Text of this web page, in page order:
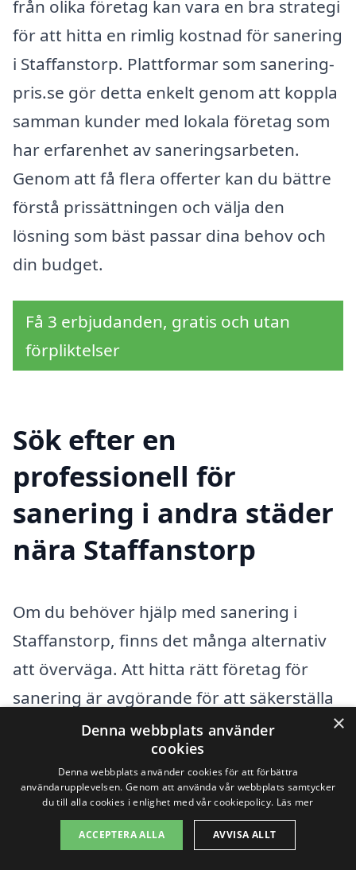
från olika företag kan vara en bra strategi
för att hitta en rimlig kostnad för sanering
i Staffanstorp. Plattformar som sanering-
pris.se gör detta enkelt genom att koppla
samman kunder med lokala företag som
har erfarenhet av saneringsarbeten.
Genom att få flera offerter kan du bättre
förstå prissättningen och välja den
lösning som bäst passar dina behov och
din budget.
Få 3 erbjudanden, gratis och utan
förpliktelser
Sök efter en
professionell för
sanering i andra städer
nära Staffanstorp
Om du behöver hjälp med sanering i
Staffanstorp, finns det många alternativ
att överväga. Att hitta rätt företag för
sanering är avgörande för att säkerställa
att arbetet utförs på ett effektivt och
professionellt sätt. Saneringsprocessen
kan variera beroende på typen av
sanering som behövs, oavsett om det
handlar om skadedjursbekämpning,
×
Denna webbplats använder
cookies
Denna webbplats använder cookies för att förbättra
användarupplevelsen. Genom att använda vår webbplats samtycker
du till alla cookies i enlighet med vår cookiepolicy. Läs mer
ACCEPTERA ALLA AVVISA ALLT